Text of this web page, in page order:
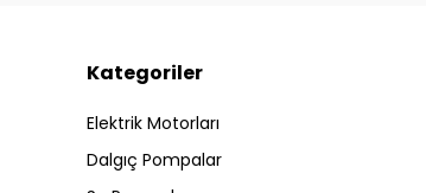
Kategoriler
Elektrik Motorları
Dalgıç Pompalar